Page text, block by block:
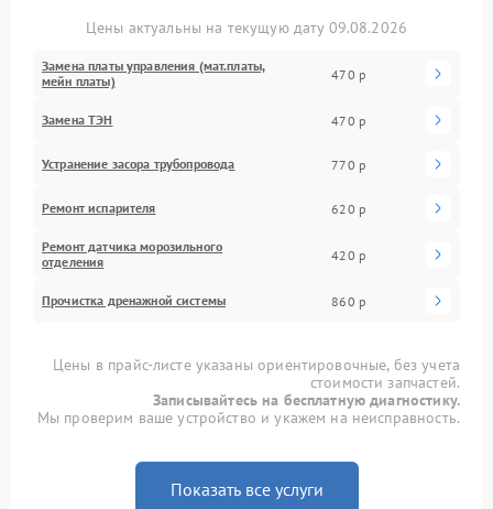
Цены актуальны на текущую дату 09.08.2026
Замена платы управления (мат.платы,
мейн платы)
470 р
Замена ТЭН 470 р
Устранение засора трубопровода 770 р
Ремонт испарителя 620 р
Ремонт датчика морозильного
отделения
420 р
Прочистка дренажной системы 860 р
Цены в прайс-листе указаны ориентировочные, без учета
стоимости запчастей.
Записывайтесь на бесплатную диагностику.
Мы проверим ваше устройство и укажем на неисправность.
Показать все услуги